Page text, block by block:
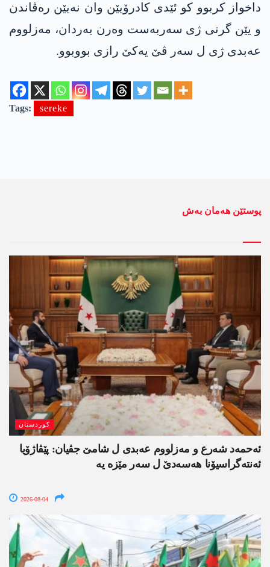
داخواز کربوو کو ئێدی کادرۆیێن وان نەیێن رەڤاندن
و یێن گرتی ژی سەربەست وەرن بەردان، مەزلووم
عەبدی ژی ل سەر ڤێ یەکێ رازی بووبوو.
Tags: sereke
پوستێن ھەمان بەش
کوردستان
ئەحمەد شەرع و مەزلووم عەبدی ل شامێ جڤیان: پێڤاژۆیا
ئەنتەگراسیۆنا ھەسەدێ ل سەر مێزە یە
2026-08-04